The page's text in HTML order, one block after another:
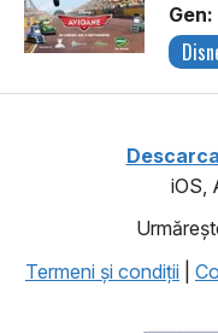
Gen:
iOS,
Termeni şi condiţii